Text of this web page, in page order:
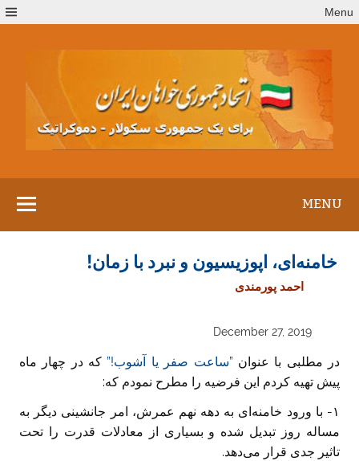
to
Menu
MENU
خامنه‌ای، اپوزیسیون و نبرد با زمان!
احمد پورمندی
December 27, 2019
در مطلبی با عنوان ”ساعت صفر یا آشوب!” که در چهار ماه
پیش تهیه کردم این فرضیه را مطرح نمودم که:
۱- با ورود خامنه‌ای به دهه نهم عمرش، امر جانشینی دیگر به
مساله ‏روز تبدیل شده و بسیاری از معادلات قدرت را تحت
تاثیر جدی قرار می‌دهد.